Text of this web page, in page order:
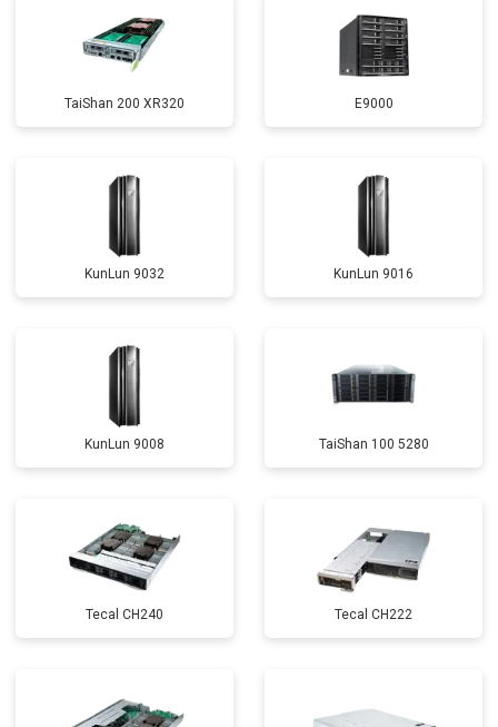
TaiShan 200 XR320 E9000
KunLun 9032 KunLun 9016
KunLun 9008 TaiShan 100 5280
Tecal CH240 Tecal CH222